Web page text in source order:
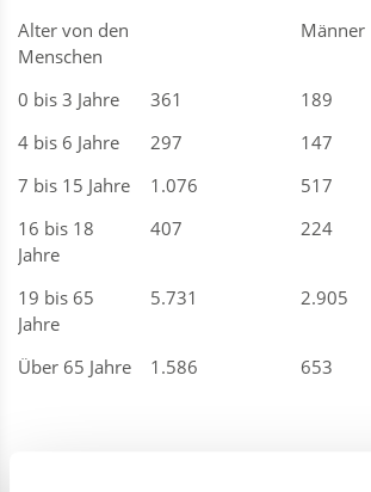
Alter von den
Menschen
Männer
0 bis 3 Jahre 361 189
4 bis 6 Jahre
297 147
7 bis 15 Jahre
1.076 517
16 bis 18
Jahre
407 224
19 bis 65
Jahre
5.731 2.905
Über 65 Jahre 1.586 653